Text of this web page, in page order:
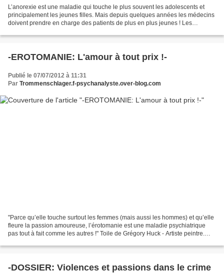
L’anorexie est une maladie qui touche le plus souvent les adolescents et
principalement les jeunes filles. Mais depuis quelques années les médecins
doivent prendre en charge des patients de plus en plus jeunes ! Les
-EROTOMANIE: L'amour à tout prix !-
Publié le 07/07/2012 à 11:31
Par Trommenschlager.f-psychanalyste.over-blog.com
"Parce qu’elle touche surtout les femmes (mais aussi les hommes) et qu’elle
fleure la passion amoureuse, l’érotomanie est une maladie psychiatrique
pas tout à fait comme les autres !" Toile de Grégory Huck - Artiste peintre.
-DOSSIER: Violences et passions dans le crime